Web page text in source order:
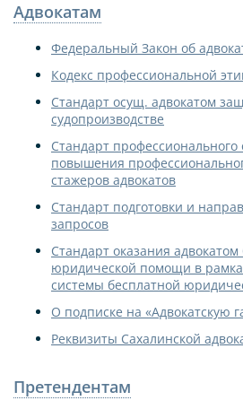
Адвокатам
Федеральный Закон об
Кодекс профессиональной
Стандарт осущ. адвокатом
судопроизводстве
Стандарт профессионального
повышения
стажеров адвокатов
Стандарт подготовки и
запросов
Стандарт оказания адвокатом
юридической помощи в
системы бесплатной
О подписке на «Адвокатскую
Реквизиты Сахалинской
Претендентам